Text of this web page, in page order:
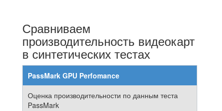
Сравниваем
производительность видеокарт
в синтетических тестах
PassMark GPU Perfomance
Оценка производительности по данным теста
PassMark